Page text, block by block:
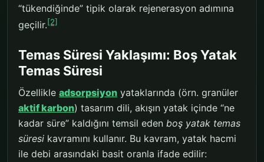
“tükendiğinde” tipik olarak rejenerasyon adımına
geçilir.[2]
Temas Süresi Yaklaşımı: Boş Yatak
Temas Süresi
Özellikle adsorpsiyon yataklarında (örn. granüler
aktif karbon) tasarım dili, akışın yatak içinde “ne
kadar süre” kaldığını temsil eden boş yatak temas
süresi kavramını kullanır. Bu kavram, yatak hacmi
ile debi arasındaki basit oranla ifade edilir: